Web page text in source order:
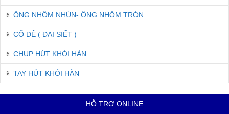
ỐNG NHÔM NHÚN- ỐNG NHÔM TRÒN
CỔ DÊ ( ĐAI SIẾT )
CHỤP HÚT KHÓI HÀN
TAY HÚT KHÓI HÀN
HỖ TRỢ ONLINE